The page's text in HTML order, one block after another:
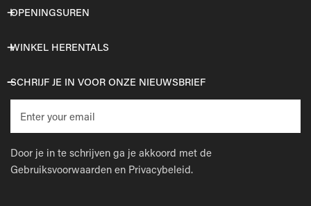
OPENINGSUREN
WINKEL HERENTALS
SCHRIJF JE IN VOOR ONZE NIEUWSBRIEF
mail
Door je in te schrijven ga je akkoord met de
Gebruiksvoorwaarden en Privacybeleid.